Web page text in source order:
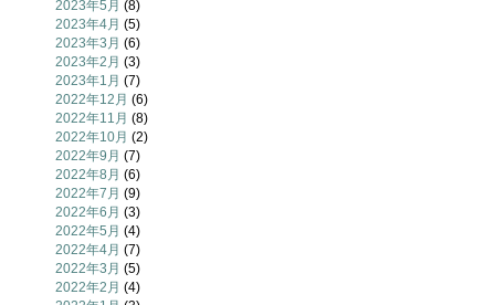
2023年5月 (8)
2023年4月 (5)
2023年3月 (6)
2023年2月 (3)
2023年1月 (7)
2022年12月 (6)
2022年11月 (8)
2022年10月 (2)
2022年9月 (7)
2022年8月 (6)
2022年7月 (9)
2022年6月 (3)
2022年5月 (4)
2022年4月 (7)
2022年3月 (5)
2022年2月 (4)